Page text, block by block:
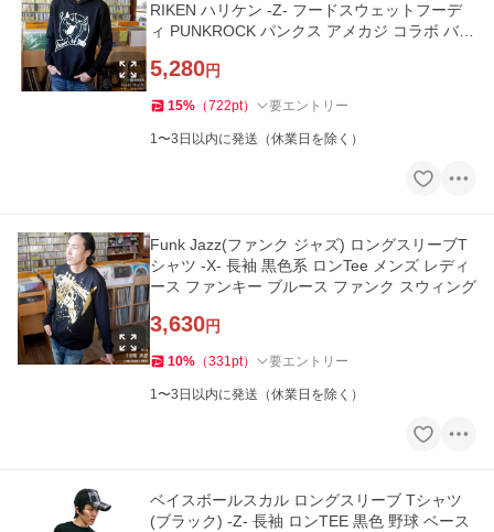
RIKEN ハリケン -Z- フードスウェットフーデ
ィ PUNKROCK パンクス アメカジ コラボ バン
5,280円
15% （722pt） 要エントリー
1〜3日以内に発送（休業日を除く）
Funk Jazz(ファンク ジャズ) ロングスリーブT
シャツ -X- 長袖 黒色系 ロンTee メンズ レディ
ース ファンキー ブルース ファンク スウィング
3,630円
10% （331pt） 要エントリー
1〜3日以内に発送（休業日を除く）
ベイスボールスカル ロングスリーブ Tシャツ
(ブラック) -Z- 長袖 ロンTEE 黒色 野球 ベース